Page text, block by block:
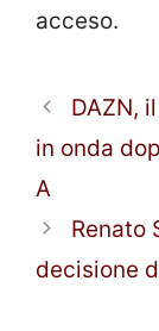
acceso.
DAZN,
in onda
A
Renato
decisione